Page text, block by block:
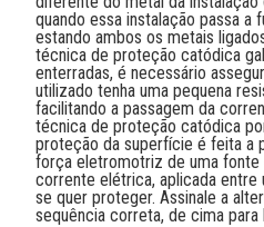
quando essa instalação passa a
estando ambos os metais
técnica de proteção catódica
enterradas, é necessário
utilizado tenha uma pequena
facilitando a passagem da
técnica de proteção catódica
proteção da superfície é feita a
força eletromotriz de uma fonte
corrente elétrica, aplicada entre
se quer proteger. Assinale a
sequência correta, de cima para